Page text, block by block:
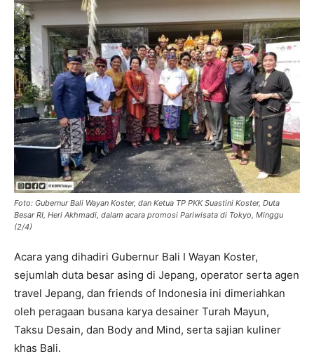
Foto: Gubernur Bali Wayan Koster, dan Ketua TP PKK Suastini Koster, Duta
Besar RI, Heri Akhmadi, dalam acara promosi Pariwisata di Tokyo, Minggu
(2/4)
Acara yang dihadiri Gubernur Bali I Wayan Koster,
sejumlah duta besar asing di Jepang, operator serta agen
travel Jepang, dan friends of Indonesia ini dimeriahkan
oleh peragaan busana karya desainer Turah Mayun,
Taksu Desain, dan Body and Mind, serta sajian kuliner
khas Bali.